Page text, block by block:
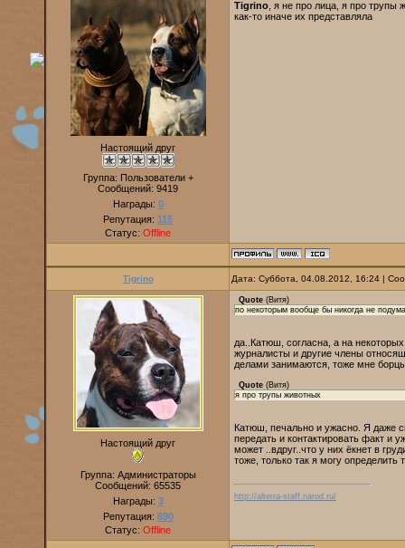
Настоящий друг
Группа: Пользователи +
Сообщений: 9419
Награды: 0
Репутация: 115
Статус: Offline
Tigrino , я не про лица, я про
как-то иначе их представляла
Tigrino Дата: Суббота, 04.08.2012, 16:24 |
Настоящий друг
Группа: Администраторы
Сообщений: 65535
Награды: 3
Репутация: 890
Статус: Offline
Quote (Витя)
по некоторым вообще бы никогда не
да..Катюш, согласна, а на
журналисты и другие члены
делами занимаются, тоже мне
Quote (Витя)
я про трупы животных
Катюш, печально и ужасно. Я даже
передать и контактировать факт и
может ..вдруг..что у них ёкнет в
тоже, только так я могу определить
http://alterra-staff.narod.ru/